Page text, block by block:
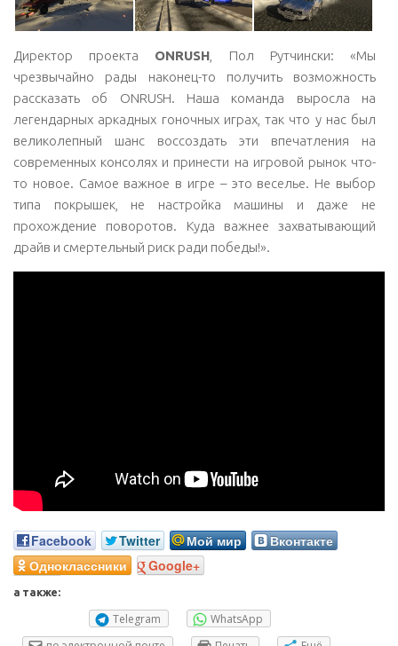
Директор проекта ONRUSH , Пол Рутчински: «Мы
чрезвычайно рады наконец-то получить возможность
рассказать об ONRUSH. Наша команда выросла на
легендарных аркадных гоночных играх, так что у нас был
великолепный шанс воссоздать эти впечатления на
современных консолях и принести на игровой рынок что-
то новое. Самое важное в игре – это веселье. Не выбор
типа покрышек, не настройка машины и даже не
прохождение поворотов. Куда важнее захватывающий
драйв и смертельный риск ради победы!».
Facebook Twitter Мой мир
Вконтакте
Одноклассники
Google+
а также:
Telegram
WhatsApp